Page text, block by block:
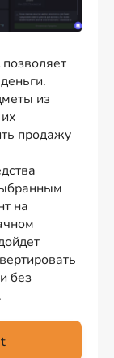
позволяет
из
продажу
на
без